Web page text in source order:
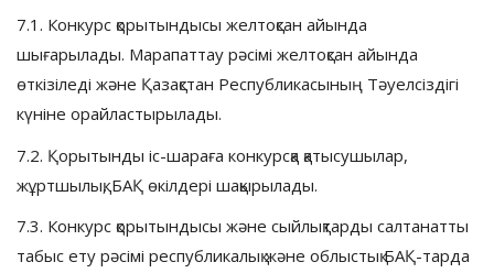
7.1. Конкурс қорытындысы желтоқсан айында
шығарылады. Марапаттау рәсімі желтоқсан айында
өткізіледі және Қазақстан Республикасының Тәуелсіздігі
күніне орайластырылады.
7.2. Қорытынды іс-шараға конкурсқа қатысушылар,
жұртшылық, БАҚ өкілдері шақырылады.
7.3. Конкурс қорытындысы және сыйлықтарды салтанатты
табыс ету рәсімі республикалық және облыстық БАҚ-тарда